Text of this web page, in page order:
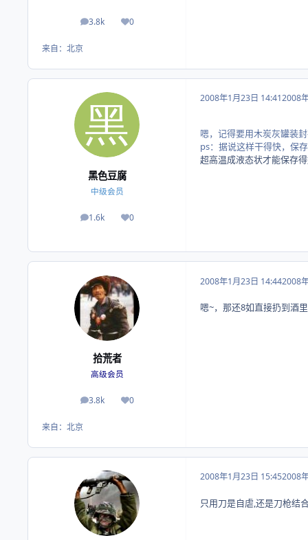
3.8k
帖子 0
荣誉积分
来自： 北京
黑色豆腐
中级会员
1.6k
帖子 0
荣誉积分
2008年1月23日 14:412008
嗯，记得要用木炭灰罐装
ps：据说这样干得快，保
超高温成液态状才能保存
拾荒者
高级会员
3.8k
帖子 0
荣誉积分
来自： 北京
2008年1月23日 14:442008
嗯~，那还8如直接扔到酒
2008年1月23日 15:452008
只用刀是自虐,还是刀枪结